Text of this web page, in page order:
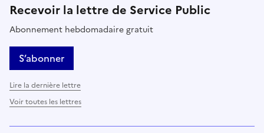
Recevoir la lettre de Service Public
Abonnement hebdomadaire gratuit
S’abonner
Lire la dernière lettre
Voir toutes les lettres